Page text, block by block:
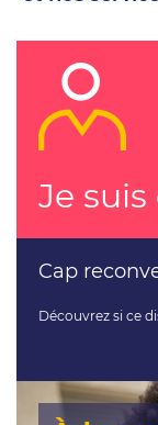
Je
Cap
Découvrez si ce